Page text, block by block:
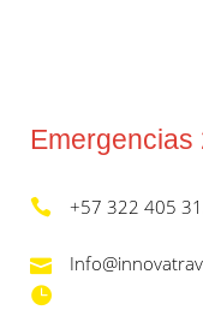
Emergencias
+57 322 405